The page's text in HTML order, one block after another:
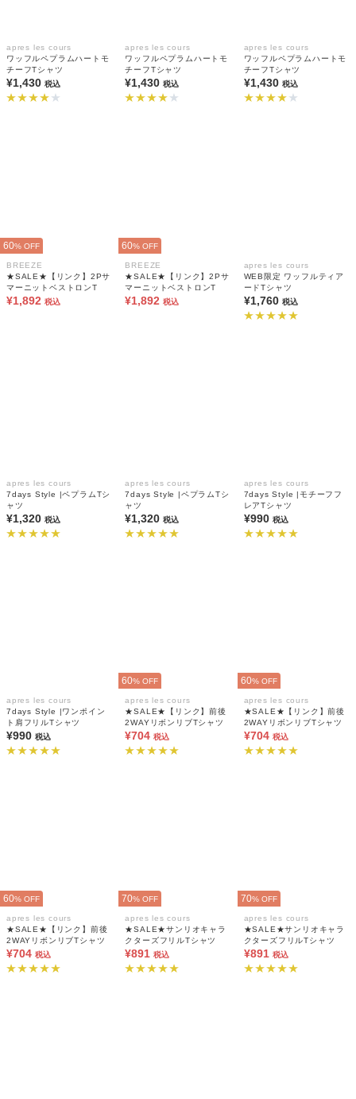
apres les cours
ワッフルペプラムハートモ
チーフTシャツ
¥1,430 税込
apres les cours
ワッフルペプラムハートモ
チーフTシャツ
¥1,430税込
apres les cours
ワッフルペプラムハートモ
チーフTシャツ
¥1,430 税込
60% OFF
BREEZE
★SALE★【リンク】2Pサ
マーニットベストロンT
¥1,892 税込
60% OFF
BREEZE
★SALE★【リンク】2Pサ
マーニットベストロンT
¥1,892 税込
apres les cours
WEB限定 ワッフルティア
ードTシャツ
¥1,760 税込
apres les cours
7days Style |ペプラムTシ
ャツ
¥1,320 税込
apres les cours
7days Style |ペプラムTシ
ャツ
¥1,320税込
apres les cours
7days Style |モチーフフ
レアTシャツ
¥990 税込
apres les cours
7days Style |ワンポイン
ト肩フリルTシャツ
¥990 税込
60% OFF
apres les cours
★SALE★【リンク】前後
2WAYリボンリブTシャツ
¥704 税込
60% OFF
apres les cours
★SALE★【リンク】前後
2WAYリボンリブTシャツ
¥704 税込
60% OFF
apres les cours
★SALE★【リンク】前後
2WAYリボンリブTシャツ
¥704 税込
70% OFF
apres les cours
★SALE★サンリオキャラ
クターズフリルTシャツ
¥891 税込
70% OFF
apres les cours
★SALE★サンリオキャラ
クターズフリルTシャツ
¥891 税込